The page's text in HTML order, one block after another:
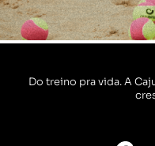
Do treino pra vida. A